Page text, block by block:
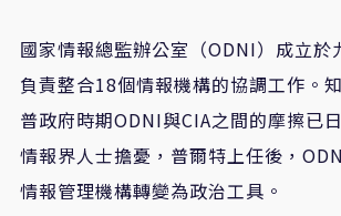
國家情報總監辦公室（ODNI）成立於
負責整合18個情報機構的協調工作。
普政府時期ODNI與CIA之間的摩擦已
情報界人士擔憂，普爾特上任後，
情報管理機構轉變為政治工具。